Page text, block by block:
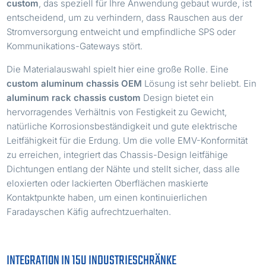
custom, das speziell für Ihre Anwendung gebaut wurde, ist
entscheidend, um zu verhindern, dass Rauschen aus der
Stromversorgung entweicht und empfindliche SPS oder
Kommunikations-Gateways stört.
Die Materialauswahl spielt hier eine große Rolle. Eine
custom aluminum chassis OEM Lösung ist sehr beliebt. Ein
aluminum rack chassis custom Design bietet ein
hervorragendes Verhältnis von Festigkeit zu Gewicht,
natürliche Korrosionsbeständigkeit und gute elektrische
Leitfähigkeit für die Erdung. Um die volle EMV-Konformität
zu erreichen, integriert das Chassis-Design leitfähige
Dichtungen entlang der Nähte und stellt sicher, dass alle
eloxierten oder lackierten Oberflächen maskierte
Kontaktpunkte haben, um einen kontinuierlichen
Faradayschen Käfig aufrechtzuerhalten.
INTEGRATION IN 15U INDUSTRIESCHRÄNKE